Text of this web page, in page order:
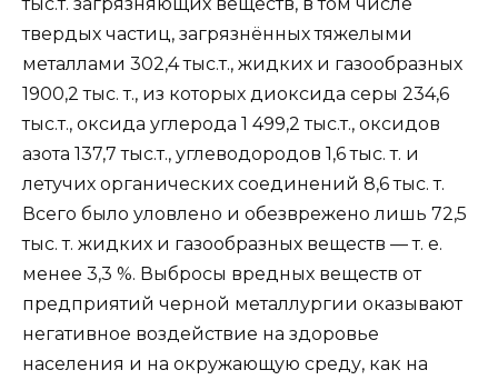
тыс.т. загрязняющих веществ, в том числе
твердых частиц, загрязнённых тяжелыми
металлами 302,4 тыс.т., жидких и газообразных
1900,2 тыс. т., из которых диоксида серы 234,6
тыс.т., оксида углерода 1 499,2 тыс.т., оксидов
азота 137,7 тыс.т., углеводородов 1,6 тыс. т. и
летучих органических соединений 8,6 тыс. т.
Всего было уловлено и обезврежено лишь 72,5
тыс. т. жидких и газообразных веществ — т. е.
менее 3,3 %. Выбросы вредных веществ от
предприятий черной металлургии оказывают
негативное воздействие на здоровье
населения и на окружающую среду, как на